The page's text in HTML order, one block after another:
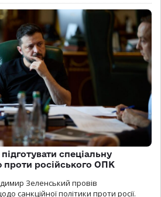
спеціальну
проти російського ОПК
Зеленський провів
санкційної політики проти росії.